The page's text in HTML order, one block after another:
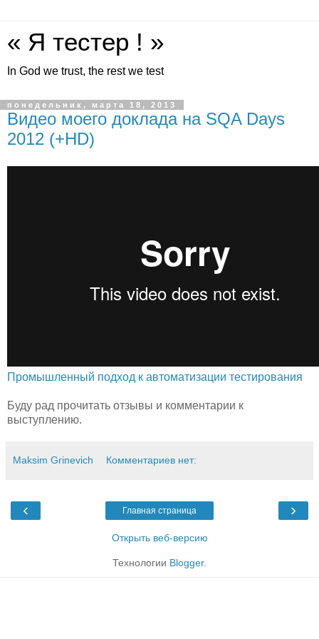
« Я тестер ! »
In God we trust, the rest we test
понедельник, марта 18, 2013
Видео моего доклада на SQA Days
2012 (+HD)
Промышленный подход к автоматизации тестирования
Буду рад прочитать отзывы и комментарии к
выступлению.
Maksim Grinevich Комментариев нет:
‹ ›
Главная страница
Открыть веб-версию
Технологии Blogger.